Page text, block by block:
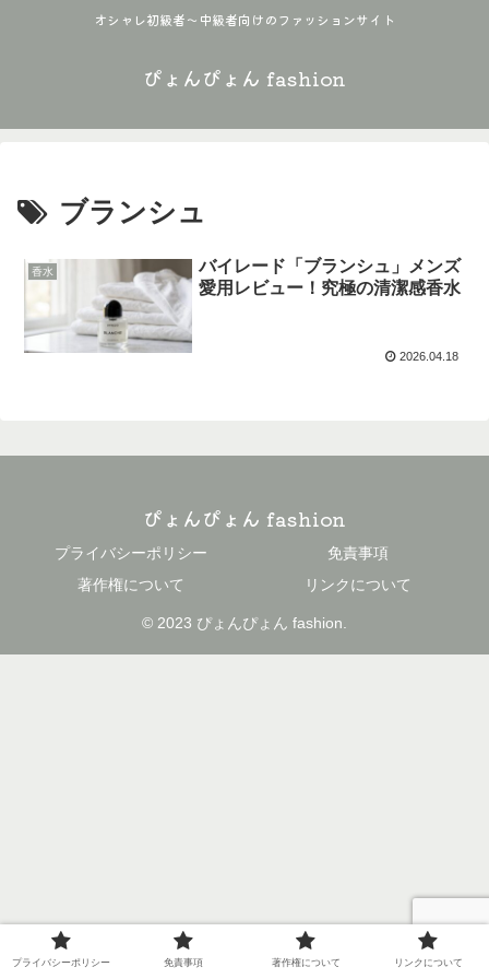
オシャレ初級者〜中級者向けのファッションサイト
ぴょんぴょん fashion
ブランシュ
香水
バイレード「ブランシュ」メンズ
愛用レビュー！究極の清潔感香水
2026.04.18
ぴょんぴょん fashion
プライバシーポリシー
免責事項
著作権について
リンクについて
© 2023 ぴょんぴょん fashion.
プライバシーポリシー 免責事項 著作権について リンクについて